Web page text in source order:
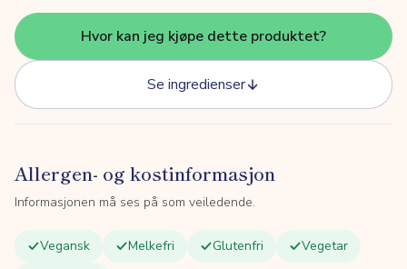
Hvor kan jeg kjøpe dette produktet?
Se ingredienser
Allergen- og kostinformasjon
Informasjonen må ses på som veiledende.
Vegansk Melkefri Glutenfri
Vegetar